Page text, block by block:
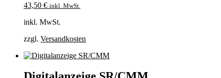
43,50 € inkl. MwSt.
inkl. MwSt.
zzgl. Versandkosten